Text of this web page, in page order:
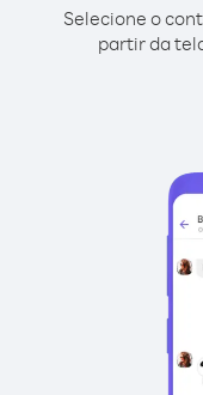
Selecione o
partir da